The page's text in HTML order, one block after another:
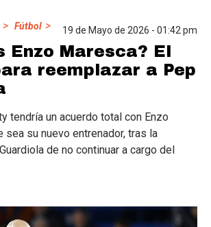
> Fútbol > 19 de Mayo de 2026 - 01:42 pm
Enzo Maresca? El
reemplazar a Pep
tendría un acuerdo total con Enzo
sea su nuevo entrenador, tras la
de no continuar a cargo del